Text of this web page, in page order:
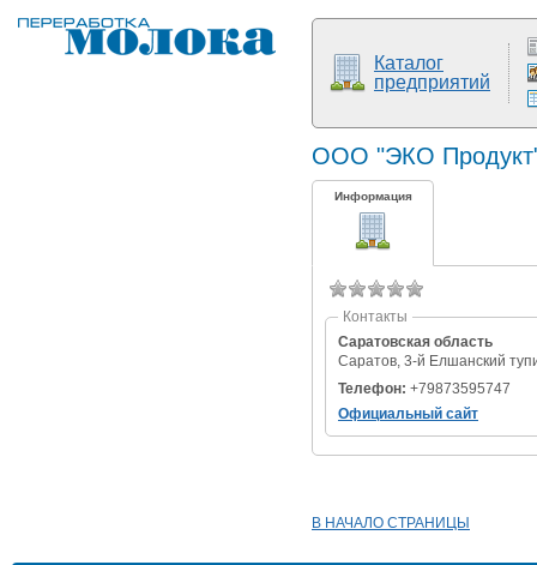
Каталог
предприятий
ООО "ЭКО
Информация
Контакты
Саратовская область
Саратов, 3-й Елшанский
Телефон: +79873595747
Официальный сайт
В НАЧАЛО СТРАНИЦЫ